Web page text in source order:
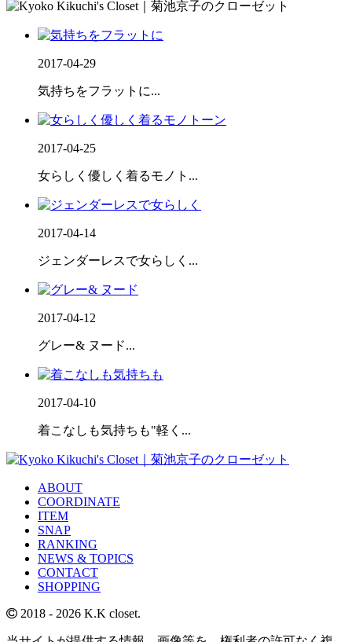
2017-04-29
気持ちをフラットに...
2017-04-25
女らしく優しく着るモノト...
2017-04-14
ジェンダーレスで女らしく...
2017-04-12
グレー& ヌード...
2017-04-10
着こなしも気持ちも"軽く...
ABOUT
COORDINATE
ITEM
SNAP
RANKING
NEWS & TOPICS
CONTACT
SHOPPING
2018 - 2026 K.K closet.